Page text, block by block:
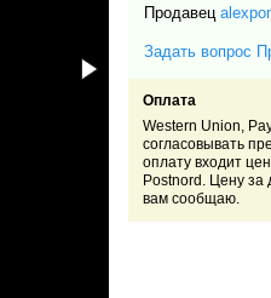
Продавец
Задать вопрос
Оплата
Western Union,
согласовывать
оплату входит
Postnord. Цену за
вам сообщаю.